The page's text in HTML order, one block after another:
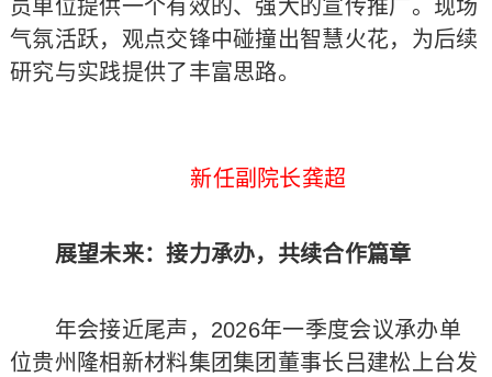
员单位提供一个有效的、强大的宣传推广。现场
气氛活跃，观点交锋中碰撞出智慧火花，为后续
研究与实践提供了丰富思路。
新任副院长龚超
展望未来：接力承办，共续合作篇章
年会接近尾声，2026年一季度会议承办单
位贵州隆相新材料集团集团董事长吕建松上台发